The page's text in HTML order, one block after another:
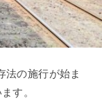
法の施行が始ま
す。